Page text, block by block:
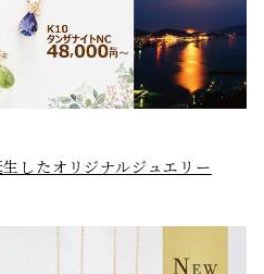
したオリジナルジュエリー